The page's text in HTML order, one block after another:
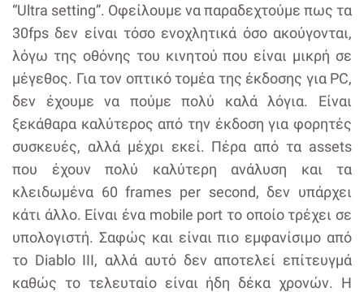
“Ultra setting”. Οφείλουμε να παραδεχτούμε πως τα
30fps δεν είναι τόσο ενοχλητικά όσο ακούγονται,
λόγω της οθόνης του κινητού που είναι μικρή σε
μέγεθος. Για τον οπτικό τομέα της έκδοσης για PC,
δεν έχουμε να πούμε πολύ καλά λόγια. Είναι
ξεκάθαρα καλύτερος από την έκδοση για φορητές
συσκευές, αλλά μέχρι εκεί. Πέρα από τα assets
που έχουν πολύ καλύτερη ανάλυση και τα
κλειδωμένα 60 frames per second, δεν υπάρχει
κάτι άλλο. Είναι ένα mobile port το οποίο τρέχει σε
υπολογιστή. Σαφώς και είναι πιο εμφανίσιμο από
το Diablo III, αλλά αυτό δεν αποτελεί επίτευγμά
καθώς το τελευταίο είναι ήδη δέκα χρονών. Η